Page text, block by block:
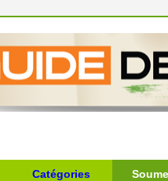
Catégories